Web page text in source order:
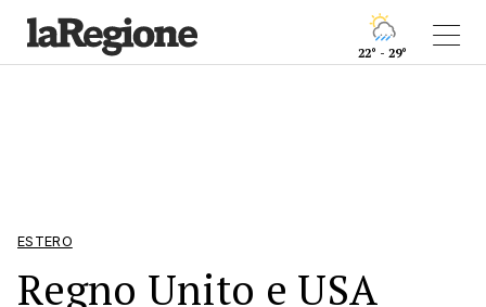
22° - 29°
ESTERO
Regno Unito e USA